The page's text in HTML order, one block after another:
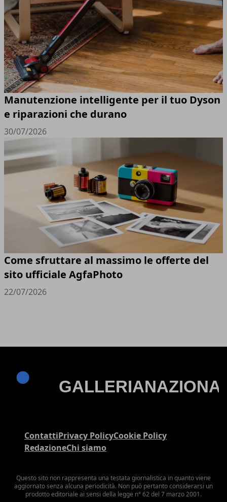
Manutenzione intelligente per il tuo Dyson
e riparazioni che durano
30/07/2026
Come sfruttare al massimo le offerte del
sito ufficiale AgfaPhoto
22/07/2026
ContattiPrivacy PolicyCookie Policy
RedazioneChi siamo
Questo sito non rappresenta una testata giornalistica in quanto viene
aggiornato senza alcuna periodicità. Non può pertanto considerarsi un
prodotto editoriale ai sensi della legge n° 62 del 7 marzo 2001.